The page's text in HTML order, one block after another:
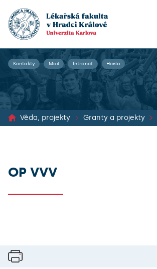
Kontakty Mail Intranet Heslo
Věda, projekty Granty a projekty
OP VVV